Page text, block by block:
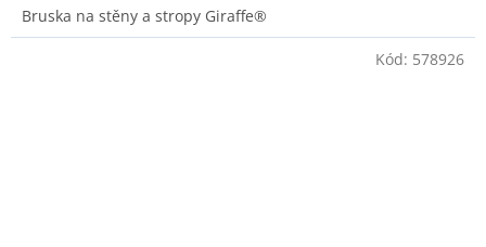
Bruska na stěny a stropy Giraffe®
Kód: 578926